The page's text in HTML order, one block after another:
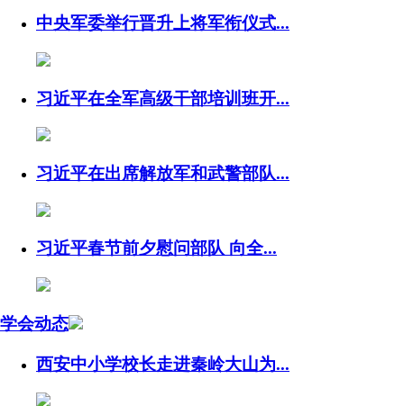
中央军委举行晋升上将军衔仪式...
习近平在全军高级干部培训班开...
习近平在出席解放军和武警部队...
习近平春节前夕慰问部队 向全...
学会动态
西安中小学校长走进秦岭大山为...